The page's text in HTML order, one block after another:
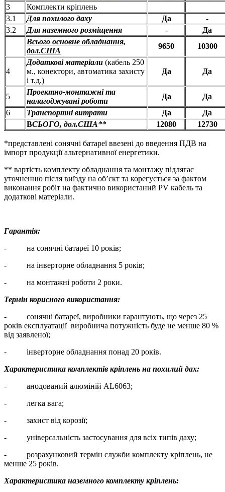
3
Комплекти кріплень
3.1
Для похилого даху Да
-
3.2
Для наземного розміщення -
Да
Всього основне обладнання,
дол.США
9650 10300
4
Додаткові матеріали (кабель 250
м., конектори, автоматика захисту
і т.д.)
Да Да
5
Проектно-монтажні та
налагоджувані роботи
Да
Да
6
Транспортні витрати Да
Да
ВСЬОГО, дол.США** 12080 12730
*представлені сонячні батареї ввезені до введення ПДВ на
імпорт продукції альтернативної енергетики.
** вартість комплекту обладнання та монтажу підлягає
уточненню після виїзду на об’єкт та корегується за фактом
виконання робіт на фактично використаний PV кабель та
додаткові матеріали.
Гарантія:
- на сонячні батареї 10 років;
- на інверторне обладнання 5 років;
- на монтажні роботи 2 роки.
Термін корисного використання:
- сонячні батареї, виробники гарантують, що через 25
років експлуатації виробнича потужність буде не менше 80 %
від заявленої;
- інверторне обладнання понад 20 років.
Характеристика комплектів кріплень на похилий дах:
- анодований алюміній AL6063;
- легка вага;
- захист від корозії;
- універсальність застосування для всіх типів даху;
- розрахунковий термін служби комплекту кріплень, не
менше 25 років.
Характеристика наземного комплекту кріплень: